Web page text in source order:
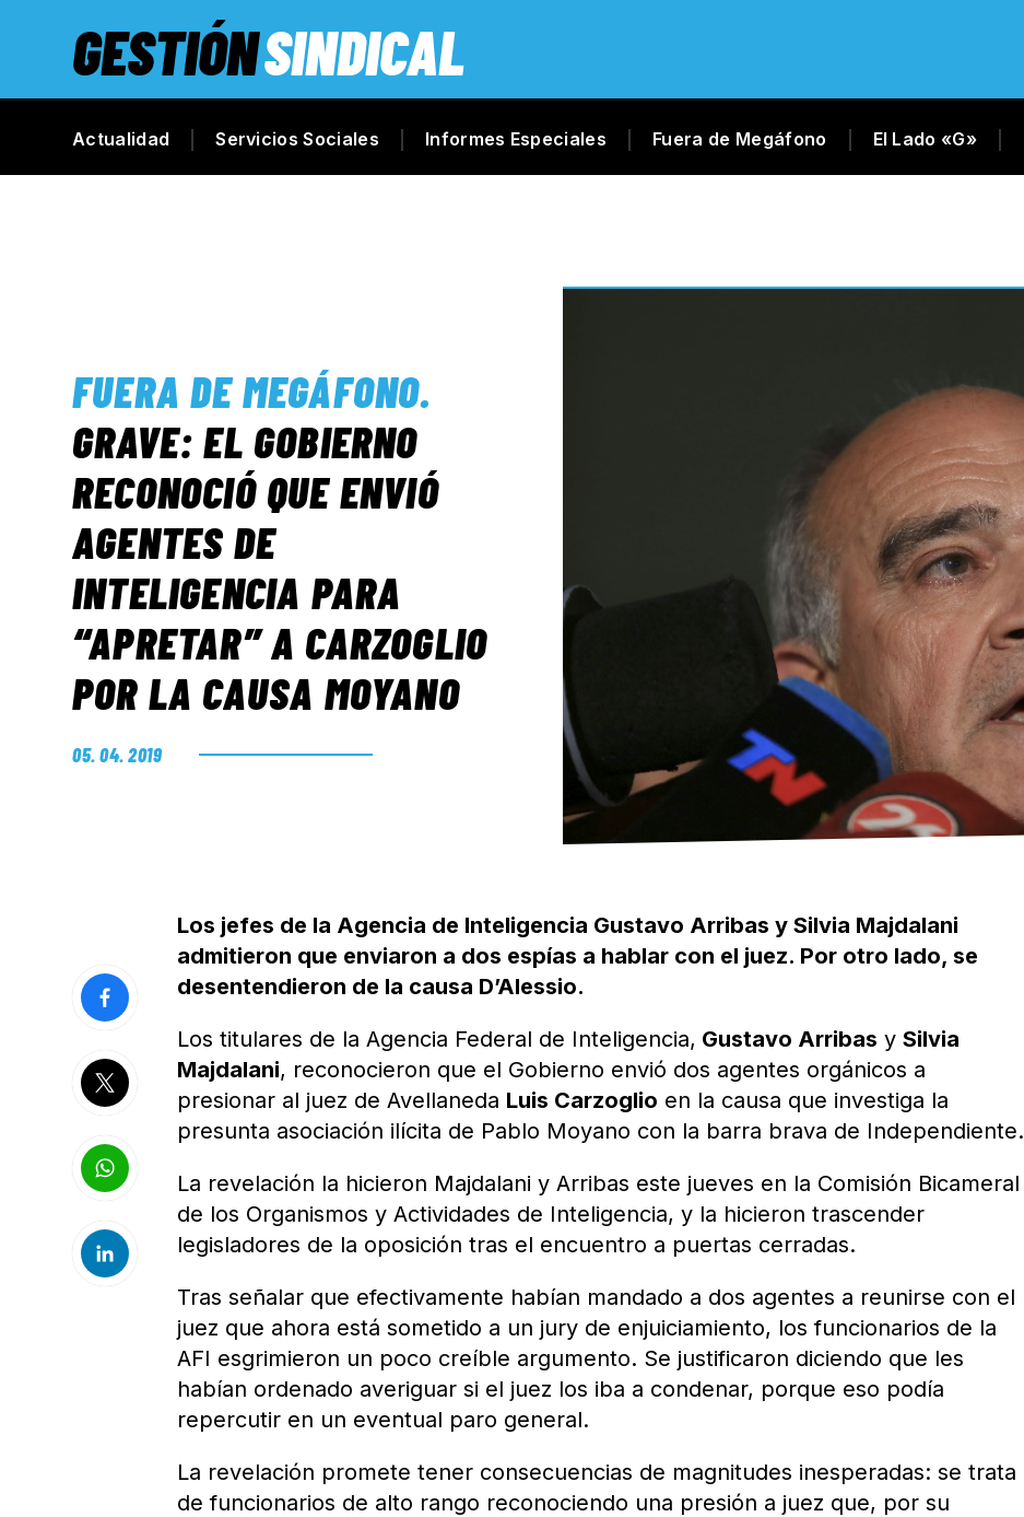
GESTIÓNSINDICAL
Actualidad Servicios Sociales Informes Especiales Fuera de Megáfono El Lado «G»
FUERA DE MEGÁFONO.
GRAVE: EL GOBIERNO
RECONOCIÓ QUE ENVIÓ
AGENTES DE
INTELIGENCIA PARA
“APRETAR” A CARZOGLIO
POR LA CAUSA MOYANO
05. 04. 2019
Los jefes de la Agencia de Inteligencia Gustavo Arribas y Silvia Majdalani
admitieron que enviaron a dos espías a hablar con el juez. Por otro lado, se
desentendieron de la causa D’Alessio.
Los titulares de la Agencia Federal de Inteligencia, Gustavo Arribas ySilvia
Majdalani, reconocieron que el Gobierno envió dos agentes orgánicos a
presionar al juez de Avellaneda Luis Carzoglio en la causa que investiga la
presunta asociación ilícita de Pablo Moyano con la barra brava de Independiente.
La revelación la hicieron Majdalani y Arribas este jueves en la Comisión Bicameral
de los Organismos y Actividades de Inteligencia, y la hicieron trascender
legisladores de la oposición tras el encuentro a puertas cerradas.
Tras señalar que efectivamente habían mandado a dos agentes a reunirse con el
juez que ahora está sometido a un jury de enjuiciamiento, los funcionarios de la
AFI esgrimieron un poco creíble argumento. Se justificaron diciendo que les
habían ordenado averiguar si el juez los iba a condenar, porque eso podía
repercutir en un eventual paro general.
La revelación promete tener consecuencias de magnitudes inesperadas: se trata
de funcionarios de alto rango reconociendo una presión a juez que, por su